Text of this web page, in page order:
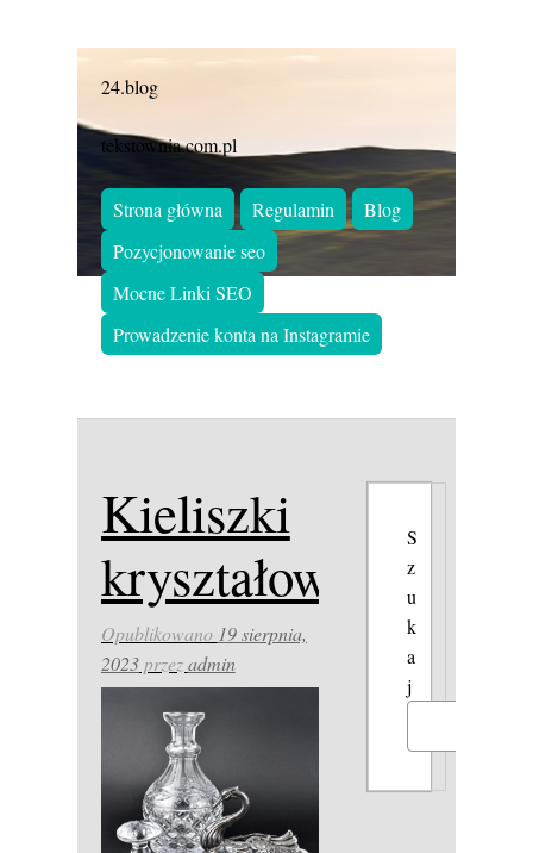
24.blog
tekstownia.com.pl
Strona główna Regulamin
Blog
Pozycjonowanie seo
Mocne Linki SEO
Prowadzenie konta na Instagramie
Kieliszki
kryształowe
Opublikowano 19 sierpnia,
2023przezadmin
S
z
u
k
a
j